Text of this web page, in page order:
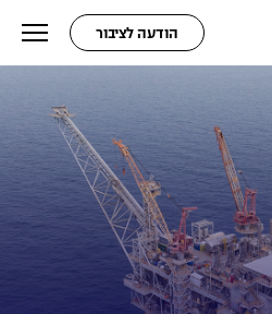
הודעה לציבור